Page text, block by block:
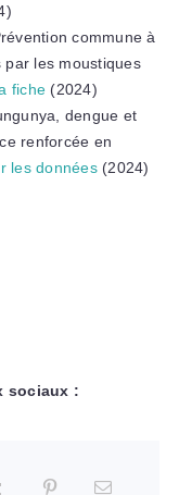
commune à
par les moustiques
fiche (2024)
dengue et
renforcée en
les données(2024)
sociaux :